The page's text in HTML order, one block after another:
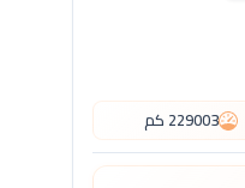
229003 كم